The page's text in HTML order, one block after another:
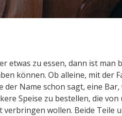
etwas zu essen, dann ist man
können. Ob alleine, mit der
Name schon sagt, eine Bar,
Speise zu bestellen, die von
wollen. Beide Teile